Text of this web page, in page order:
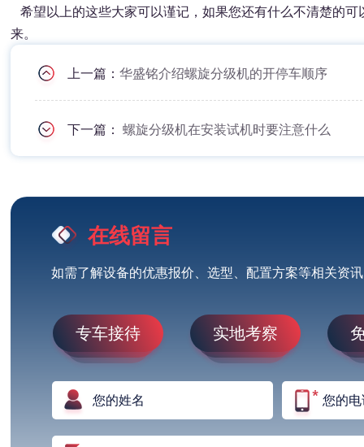
希望以上的这些大家可以谨记，如果您还有什么不清楚的
来。
上一篇：华盛铭介绍螺旋分级机的开停车顺序
下一篇：螺旋分级机在安装试机时要注意什么
在线留言
如需了解设备的优惠报价、选型、配置方案等相关资
专车接待 实地考察